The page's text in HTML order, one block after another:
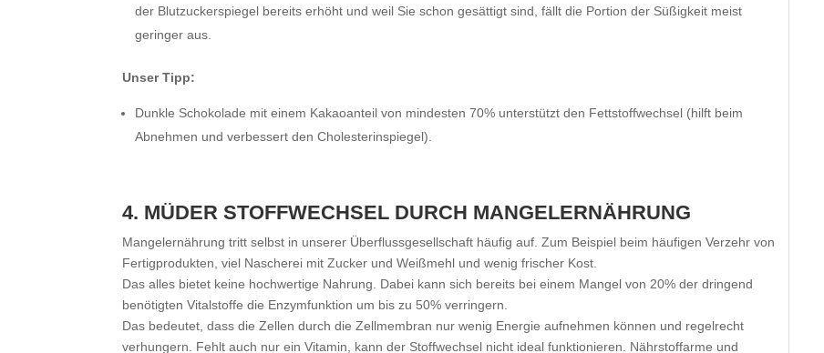
der Blutzuckerspiegel bereits erhöht und weil Sie schon gesättigt sind, fällt die Portion der Süßigkeit meist
geringer aus.
Unser Tipp:
Dunkle Schokolade mit einem Kakaoanteil von mindesten 70% unterstützt den Fettstoffwechsel (hilft beim
Abnehmen und verbessert den Cholesterinspiegel).
4. MÜDER STOFFWECHSEL DURCH MANGELERNÄHRUNG
Mangelernährung tritt selbst in unserer Überflussgesell­schaft häufig auf. Zum Beispiel beim häufigen Verzehr von
Fertigprodukten, viel Nascherei mit Zucker und Weißmehl und wenig frischer Kost.
Das alles bietet keine hochwertige Nahrung. Dabei kann sich bereits bei einem Mangel von 20% der dringend
benötigten Vitalstoffe die Enzymfunktion um bis zu 50% verringern.
Das bedeutet, dass die Zellen durch die Zellmembran nur wenig Energie aufnehmen können und regelrecht
verhungern. Fehlt auch nur ein Vitamin, kann der Stoffwechsel nicht ideal funktionieren. Nährstoffarme und